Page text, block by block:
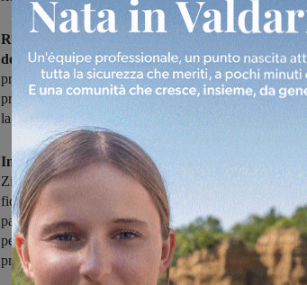
Rignano – dal 1 al 3 luglio 2022 torna a Rignano
delle Tre Corone:manifestazione ispirata alle tre
presenti nello stemma ottocentesco del Comune di
prevede la disputa di 3 giochi fra i 7 popoli del paese.
la cena “popoli sotto le stelle”.
Incisa– L’Arci di Incisa organizza una
Zia Caterina, il soprannome con cui è nota Caterina
fiorentina che di sera effettua corse regolari, di
passaggio gratuito ai bambini diretti verso l’ospedale
per una visita o un esame. La cena è in programma
presso il caffè Il Ritrovo, in piazza Auzzi a Incisa, alle